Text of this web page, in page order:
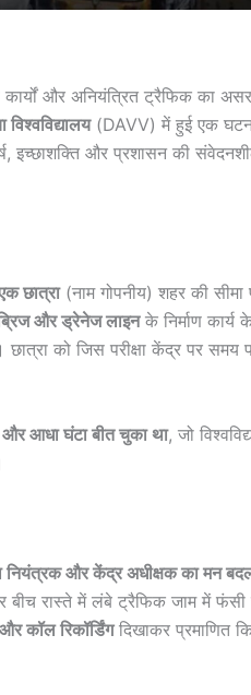
और अनियंत्रित ट्रैफिक का असर
विश्वविद्यालय(DAVV) में हुई एक
इच्छाशक्ति और प्रशासन की
छात्रा(नाम गोपनीय) शहर की
और ड्रेनेज लाइनके निर्माण कार्य
को जिस परीक्षा केंद्र पर समय
और आधा घंटा बीत चुका था, जो
नियंत्रक और केंद्र अधीक्षक का मन
रास्ते में लंबे ट्रैफिक जाम में
कॉल रिकॉर्डिंगदिखाकर प्रमाणित